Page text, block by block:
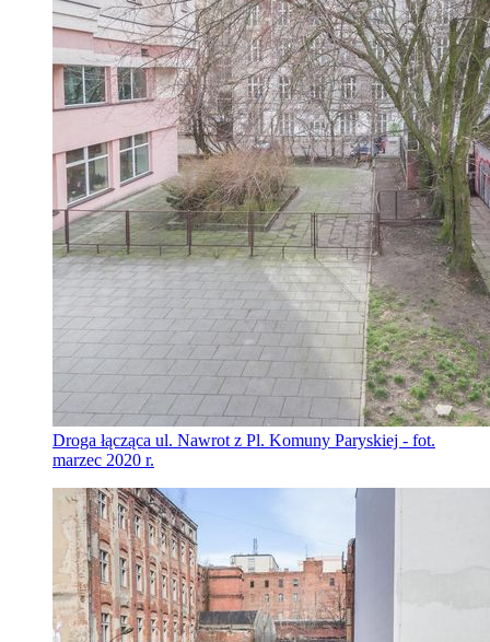
Droga łącząca ul. Nawrot z Pl. Komuny Paryskiej - fot.
marzec 2020 r.